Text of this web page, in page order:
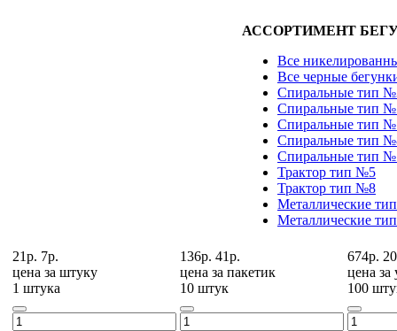
АССОРТИМЕНТ
Все
Все черные
Спиральные тип
Спиральные тип
Спиральные тип
Спиральные тип
Спиральные тип
Трактор тип №5
Трактор тип №8
Металлические
Металлические
21р. 7р.
цена за штуку
1 штука
136р. 41р.
цена за пакетик
10 штук
674р.
цена за
100